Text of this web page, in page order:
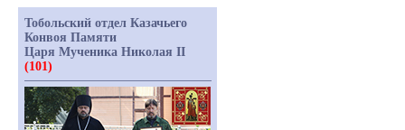
Тобольский отдел Казачьего
Конвоя Памяти
Царя Мученика Николая II
(101)